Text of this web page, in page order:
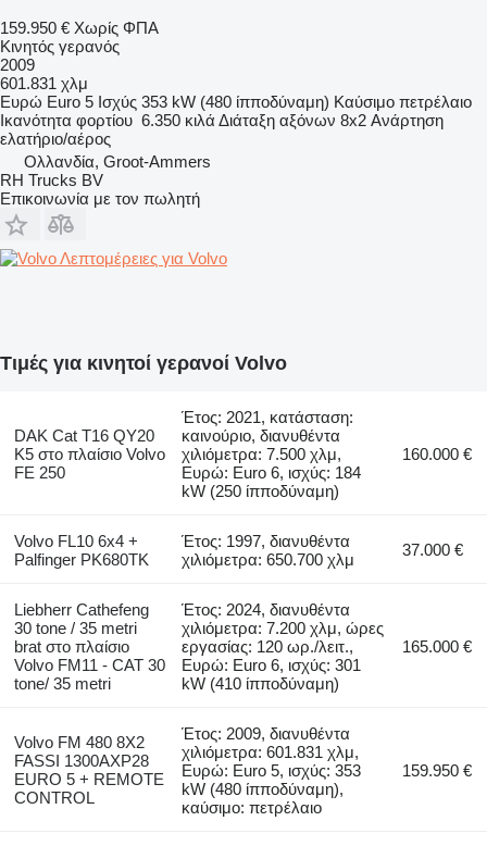
159.950 € Χωρίς ΦΠΑ
Κινητός γερανός
2009
601.831 χλμ
Ευρώ Euro 5 Ισχύς 353 kW (480 ίπποδύναμη) Καύσιμο πετρέλαιο
Ικανότητα φορτίου 6.350 κιλά Διάταξη αξόνων 8x2 Ανάρτηση
ελατήριο/αέρος
Ολλανδία, Groot-Ammers
RH Trucks BV
Επικοινωνία με τον πωλητή
Λεπτομέρειες για Volvo
Τιμές για κινητοί γερανοί Volvo
DAK Cat T16 QY20
K5 στο πλαίσιο Volvo
FE 250
Έτος: 2021, κατάσταση:
καινούριο, διανυθέντα
χιλιόμετρα: 7.500 χλμ,
Ευρώ: Euro 6, ισχύς: 184
kW (250 ίπποδύναμη)
160.000 €
Volvo FL10 6x4 +
Palfinger PK680TK
Έτος: 1997, διανυθέντα
χιλιόμετρα: 650.700 χλμ
37.000 €
Liebherr Cathefeng
30 tone / 35 metri
brat στο πλαίσιο
Volvo FM11 - CAT 30
tone/ 35 metri
Έτος: 2024, διανυθέντα
χιλιόμετρα: 7.200 χλμ, ώρες
εργασίας: 120 ωρ./λειτ.,
Ευρώ: Euro 6, ισχύς: 301
kW (410 ίπποδύναμη)
165.000 €
Volvo FM 480 8X2
FASSI 1300AXP28
EURO 5 + REMOTE
CONTROL
Έτος: 2009, διανυθέντα
χιλιόμετρα: 601.831 χλμ,
Ευρώ: Euro 5, ισχύς: 353
kW (480 ίπποδύναμη),
καύσιμο: πετρέλαιο
159.950 €